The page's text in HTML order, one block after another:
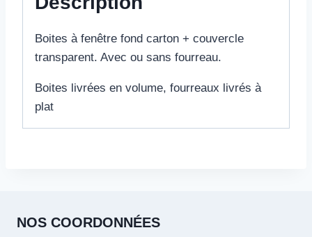
Boites à fenêtre fond carton + couvercle
transparent. Avec ou sans fourreau.
Boites livrées en volume, fourreaux livrés à
plat
NOS COORDONNÉES